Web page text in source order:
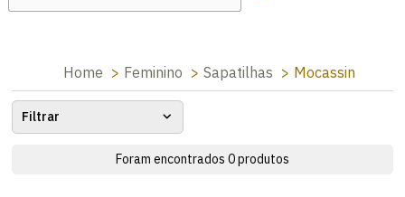
Home Feminino Sapatilhas Mocassin
Filtrar
Foram encontrados 0produtos